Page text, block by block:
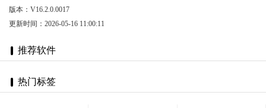
版本：V16.2.0.0017
更新时间：2026-05-16 11:00:11
推荐软件
热门标签